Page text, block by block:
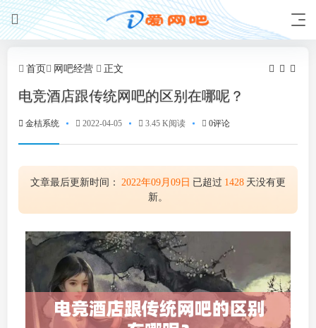
首页 网吧经营 正文
电竞酒店跟传统网吧的区别在哪呢？
金桔系统 2022-04-05 3.45 K阅读 0评论
文章最后更新时间： 2022年09月09日 已超过 1428 天没有更
新。